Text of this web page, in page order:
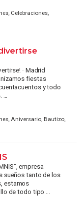
Celebraciones,
· Madrid
fiestas
y todo
Aniversario, Bautizo,
empresa
sueños tanto de los
estamos
de todo tipo ...